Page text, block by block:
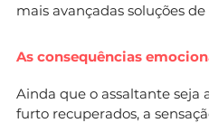
mais avançadas soluções
As consequências
Ainda que o assaltante seja
furto recuperados, a